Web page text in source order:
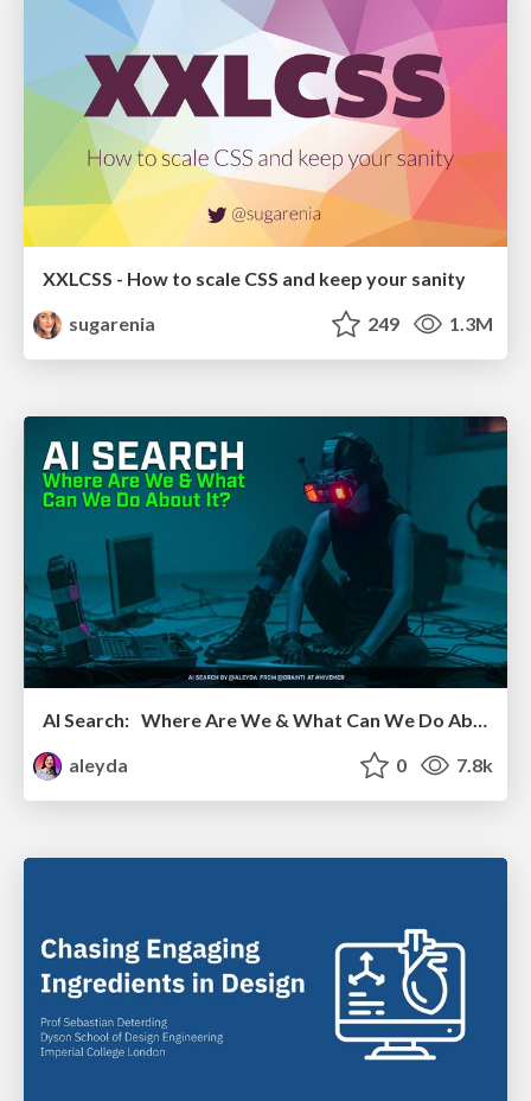
XXLCSS - How to scale CSS and keep your sanity
sugarenia
249 1.3M
AI Search: Where Are We & What Can We Do About It?
aleyda
0 7.8k